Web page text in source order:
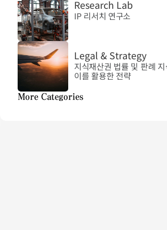
Research Lab
IP 리서치 연구소
Legal & Strategy
지식재산권 법률 및 판례
이를 활용한 전략
More Categories